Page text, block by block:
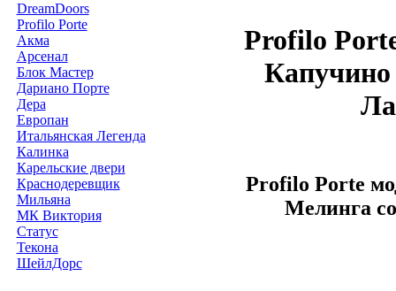
DreamDoors
Profilo Porte
Акма
Арсенал
Блок Мастер
Дариано Порте
Дера
Европан
Итальянская Легенда
Калинка
Карельские двери
Краснодеревщик
Мильяна
МК Виктория
Статус
Текона
ШейлДорс
Profilo
Капучино
Profilo Porte
Мелинга